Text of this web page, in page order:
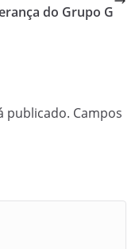
do Grupo G
publicado. Campos